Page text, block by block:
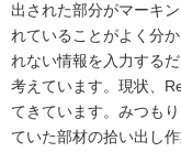
出された部分がマーキ
れていることがよく分
れない情報を入力する
考えています。現状、
てきています。みつも
ていた部材の拾い出し